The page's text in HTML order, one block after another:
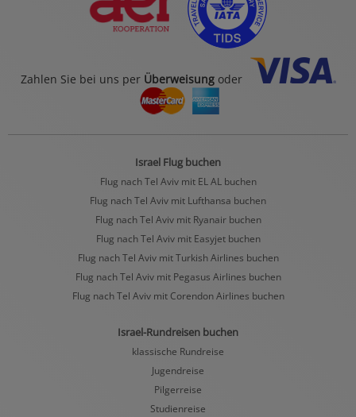
Zahlen Sie bei uns per Überweisungoder
Israel Flug buchen
Flug nach Tel Aviv mit EL AL buchen
Flug nach Tel Aviv mit Lufthansa buchen
Flug nach Tel Aviv mit Ryanair buchen
Flug nach Tel Aviv mit Easyjet buchen
Flug nach Tel Aviv mit Turkish Airlines buchen
Flug nach Tel Aviv mit Pegasus Airlines buchen
Flug nach Tel Aviv mit Corendon Airlines buchen
Israel-Rundreisen buchen
klassische Rundreise
Jugendreise
Pilgerreise
Studienreise